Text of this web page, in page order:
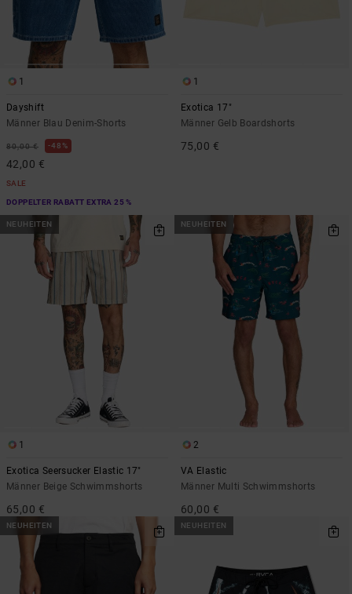
1
Dayshift
Männer Blau Denim-Shorts
80,00 € 48%
42,00 €
SALE
DOPPELTER RABATT EXTRA 25 %
1
Exotica 17"
Männer Gelb Boardshorts
75,00 €
NEUHEITEN
1
Exotica Seersucker Elastic 17"
Männer Beige Schwimmshorts
65,00 €
NEUHEITEN
2
VA Elastic
Männer Multi Schwimmshorts
60,00 €
NEUHEITEN NEUHEITEN